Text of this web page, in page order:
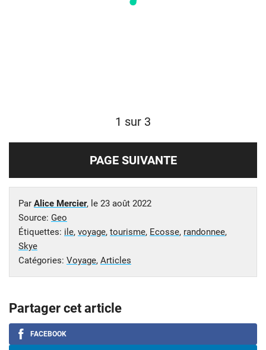
1 sur 3
PAGE SUIVANTE
Par Alice Mercier, le 23 août 2022
Source: Geo
Étiquettes: ile, voyage, tourisme, Ecosse, randonnee,
Skye
Catégories: Voyage, Articles
Partager cet article
FACEBOOK